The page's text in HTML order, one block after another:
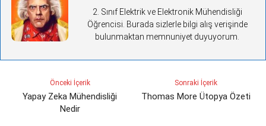
2. Sınıf Elektrik ve Elektronik Mühendisliği
Öğrencisi. Burada sizlerle bilgi alış verişinde
bulunmaktan memnuniyet duyuyorum.
Önceki İçerik
Yapay Zeka Mühendisliği
Nedir
Sonraki İçerik
Thomas More Ütopya Özeti